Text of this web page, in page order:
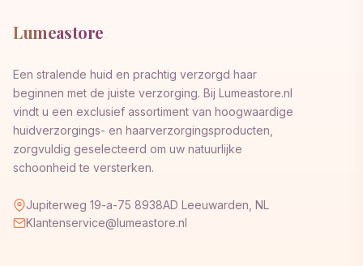
Lumeastore
Een stralende huid en prachtig verzorgd haar
beginnen met de juiste verzorging. Bij Lumeastore.nl
vindt u een exclusief assortiment van hoogwaardige
huidverzorgings- en haarverzorgingsproducten,
zorgvuldig geselecteerd om uw natuurlijke
schoonheid te versterken.
Jupiterweg 19-a-75 8938AD Leeuwarden, NL
Klantenservice@lumeastore.nl